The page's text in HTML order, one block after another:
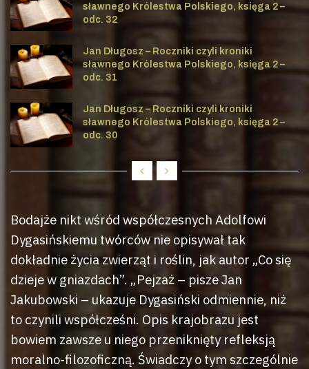
sławnego Królestwa Polskiego, księga 2 –
odc. 32
Jan Długosz – Roczniki czyli kroniki
sławnego Królestwa Polskiego, księga 2 –
odc. 31
Jan Długosz – Roczniki czyli kroniki
sławnego Królestwa Polskiego, księga 2 –
odc. 30
Bodajże nikt wśród współczesnych Adolfowi
Dygasińskiemu twórców nie opisywał tak
dokładnie życia zwierząt i roślin, jak autor „Co się
dzieje w gniazdach”. „Pejzaż – pisze Jan
Jakubowski – ukazuje Dygasiński odmiennie, niż
to czynili współcześni. Opis krajobrazu jest
bowiem zawsze u niego przeniknięty refleksją
moralno-filozoficzną. Świadczy o tym szczególnie